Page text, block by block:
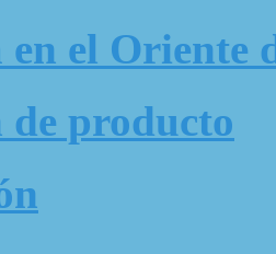
en el Oriente
de producto